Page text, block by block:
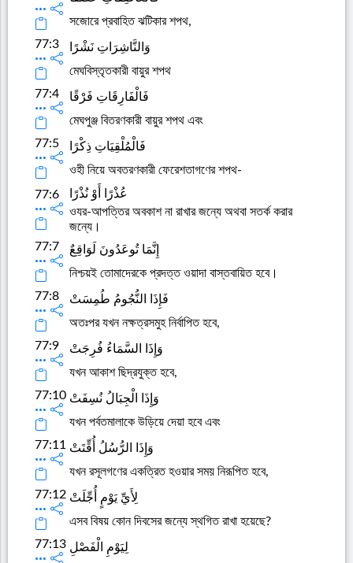
সজোরে প্রবাহিত ঝটিকার শপথ,
77:3
وَالنَّاشِرَاتِ نَشْرًا
মেঘবিস্তৃতকারী বায়ুর শপথ
77:4
فَالْفَارِقَاتِ فَرْقًا
মেঘপুঞ্জ বিতরণকারী বায়ুর শপথ এবং
77:5
فَالْمُلْقِيَاتِ ذِكْرًا
ওহী নিয়ে অবতরণকারী ফেরেশতাগণের শপথ-
77:6
عُذْرًا أَوْ نُذْرًا
ওযর-আপত্তির অবকাশ না রাখার জন্যে অথবা সতর্ক করার
জন্যে।
77:7
إِنَّمَا تُوعَدُونَ لَوَاقِعٌ
নিশ্চয়ই তোমাদেরকে প্রদত্ত ওয়াদা বাস্তবায়িত হবে।
77:8
فَإِذَا النُّجُومُ طُمِسَتْ
অতঃপর যখন নক্ষত্রসমুহ নির্বাপিত হবে,
77:9
وَإِذَا السَّمَاءُ فُرِجَتْ
যখন আকাশ ছিদ্রযুক্ত হবে,
77:10 وَإِذَا الْجِبَالُ نُسِفَتْ
যখন পর্বতমালাকে উড়িয়ে দেয়া হবে এবং
77:11 وَإِذَا الرُّسُلُ أُقِّتَتْ
যখন রসূলগণের একত্রিত হওয়ার সময় নিরূপিত হবে,
77:12 لِأَيِّ يَوْمٍ أُجِّلَتْ
এসব বিষয় কোন দিবসের জন্যে স্থগিত রাখা হয়েছে?
77:13 لِيَوْمِ الْفَصْلِ